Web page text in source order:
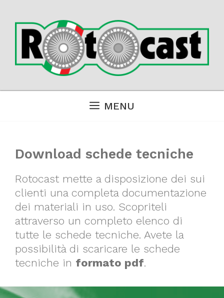
content
MENU
Download schede tecniche
Rotocast mette a disposizione dei sui
clienti una completa documentazione
dei materiali in uso. Scopriteli
attraverso un completo elenco di
tutte le schede tecniche. Avete la
possibilità di scaricare le schede
tecniche in formato pdf.